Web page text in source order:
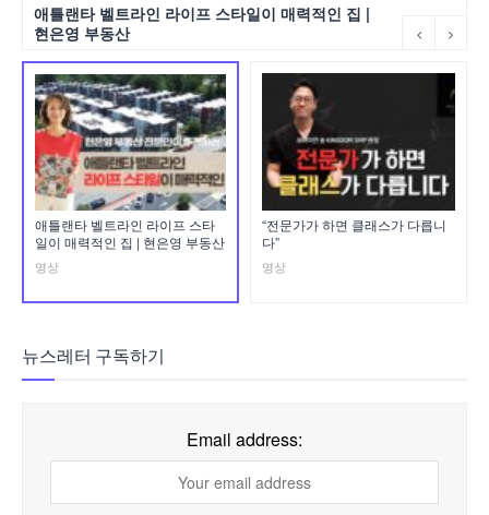
애틀랜타 벨트라인 라이프 스타일이 매력적인 집 |
현은영 부동산
애틀랜타 벨트라인 라이프 스타
일이 매력적인 집 | 현은영 부동산
영상
“전문가가 하면 클래스가 다릅니
다”
영상
뉴스레터 구독하기
Email address: